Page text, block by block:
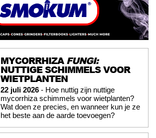
MYCORRHIZAFUNGI:
NUTTIGE SCHIMMELS VOOR
WIETPLANTEN
22 juli 2026 - Hoe nuttig zijn nuttige
mycorrhiza schimmels voor wietplanten?
Wat doen ze precies, en wanneer kun je ze
het beste aan de aarde toevoegen?